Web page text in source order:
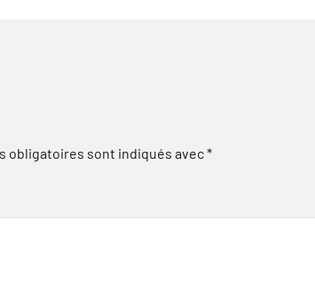
obligatoires sont indiqués avec*